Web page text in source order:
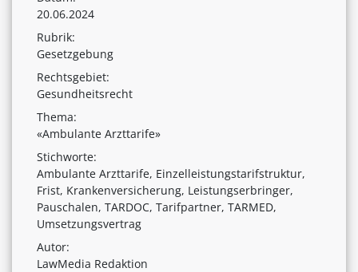
20.06.2024
Rubrik:
Gesetzgebung
Rechtsgebiet:
Gesundheitsrecht
Thema:
«Ambulante Arzttarife»
Stichworte:
Ambulante Arzttarife, Einzelleistungstarifstruktur,
Frist, Krankenversicherung, Leistungserbringer,
Pauschalen, TARDOC, Tarifpartner, TARMED,
Umsetzungsvertrag
Autor:
LawMedia Redaktion